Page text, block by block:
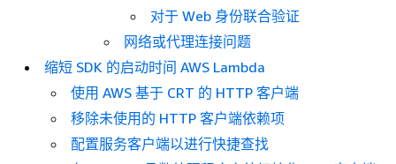
对于 Web 身份联合验证
网络或代理连接问题
缩短 SDK 的启动时间 AWS Lambda
使用 AWS 基于 CRT 的 HTTP 客户端
移除未使用的 HTTP 客户端依赖项
配置服务客户端以进行快捷查找